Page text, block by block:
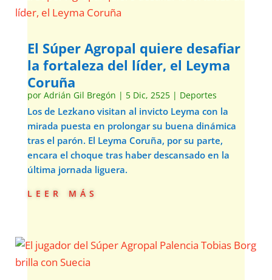
El Súper Agropal quiere desafiar
la fortaleza del líder, el Leyma
Coruña
por Adrián Gil Bregón | 5 Dic, 2525| Deportes
Los de Lezkano visitan al invicto Leyma con la
mirada puesta en prolongar su buena dinámica
tras el parón. El Leyma Coruña, por su parte,
encara el choque tras haber descansado en la
última jornada liguera.
leer más